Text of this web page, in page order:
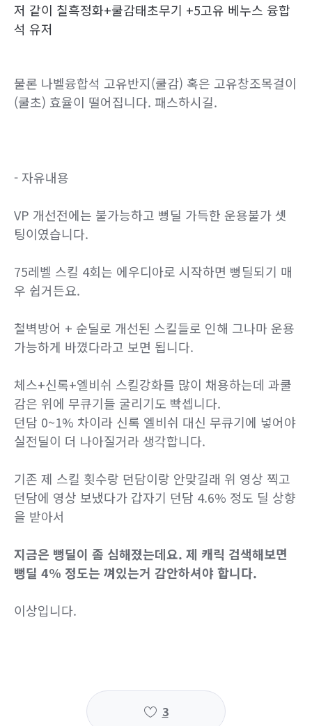
저 같이 칠흑정화+쿨감태초무기 +5고유 베누스 융합
석 유저
물론 나벨융합석 고유반지(쿨감) 혹은 고유창조목걸이
(쿨초) 효율이 떨어집니다. 패스하시길.
- 자유내용
VP 개선전에는 불가능하고 뻥딜 가득한 운용불가 셋
팅이였습니다.
75레벨 스킬 4회는 에우디아로 시작하면 뻥딜되기 매
우 쉽거든요.
철벽방어 + 순딜로 개선된 스킬들로 인해 그나마 운용
가능하게 바꼈다라고 보면 됩니다.
체스+신록+엘비쉬 스킬강화를 많이 채용하는데 과쿨
감은 위에 무큐기들 굴리기도 빡셉니다.
던담 0~1% 차이라 신록 엘비쉬 대신 무큐기에 넣어야
실전딜이 더 나아질거라 생각합니다.
기존 제 스킬 횟수랑 던담이랑 안맞길래 위 영상 찍고
던담에 영상 보냈다가 갑자기 던담 4.6% 정도 딜 상향
을 받아서
지금은 뻥딜이 좀 심해졌는데요. 제 캐릭 검색해보면
뻥딜 4% 정도는 껴있는거 감안하셔야 합니다.
이상입니다.
3